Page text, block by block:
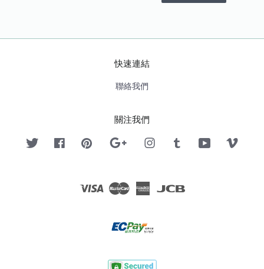
快速連結
聯絡我們
關注我們
Twitter FacebookPinterest Google InstagramTumblr YouTube
Visa Master American